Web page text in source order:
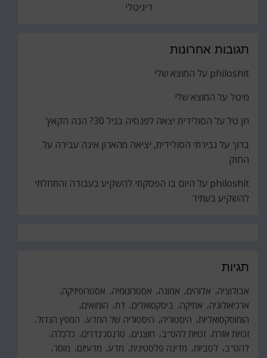
דיגיטלי
תגובות אחרונות
philoshit על המוצא שלי
מיטל על המוצא שלי
חן טל על הסולידית יצאה לפנסיה בגיל 30? הנה הקאץ'
ברוך על גבירתי הסולידית, יציאה מהארון אינה עבירה על
החוק
philoshit על היום בו הפסקתי להשקיע בעבודה והתחלתי
להשקיע בעתיד
תגיות
אבולוציה אלוהים אמונה אסטרונומיה
אסטרופיזיקה
ארכיאולוגיה
אתיקה ביסקסואלים דת הומואים
הומוסקסואליות היסטוריה היסטוריה של המדע המפץ הגדול
זכויות אזרח זכויות להט"ב חוצנים טרנסג'נדרים
כלכלה
להט"ב
לסביות מדינה פלסטינית מדע מדעיזם
מוסר